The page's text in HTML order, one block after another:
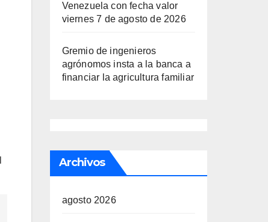
Venezuela con fecha valor
viernes 7 de agosto de 2026
Gremio de ingenieros
agrónomos insta a la banca a
financiar la agricultura familiar
Archivos
agosto 2026